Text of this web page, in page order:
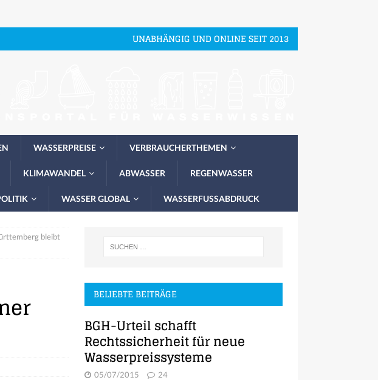
UNABHÄNGIG UND ONLINE SEIT 2013
WASSERPREISE VERBRAUCHERTHEMEN
KLIMAWANDEL ABWASSER REGENWASSER
WASSER GLOBAL WASSERFUSSABDRUCK
bleibt
BELIEBTE BEITRÄGE
BGH-Urteil schafft
Rechtssicherheit für neue
Wasserpreissysteme
05/07/2015 24